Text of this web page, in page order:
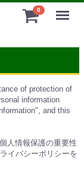
0
of protection of
information
and this
人情報保護の重要性
イバシーポリシーを